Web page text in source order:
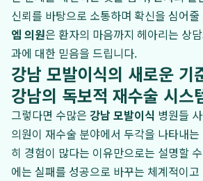
신뢰를 바탕으로 소통하며 확신을 심어
엠 의원은 환자의 마음까지 헤아리는 상
과에 대한 믿음을 드립니다.
강남 모발이식의 새로운 기
강남의 독보적 재수술 시스
그렇다면 수많은 강남 모발이식 병원들
의원이 재수술 분야에서 두각을 나타내
히 경험이 많다는 이유만으로는 설명할
에는 실패를 성공으로 바꾸는 체계적이